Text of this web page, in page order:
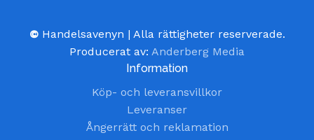
© Handelsavenyn | Alla rättigheter reserverade.
Producerat av: Anderberg Media
Information
Köp- och leveransvillkor
Leveranser
Ångerrätt och reklamation